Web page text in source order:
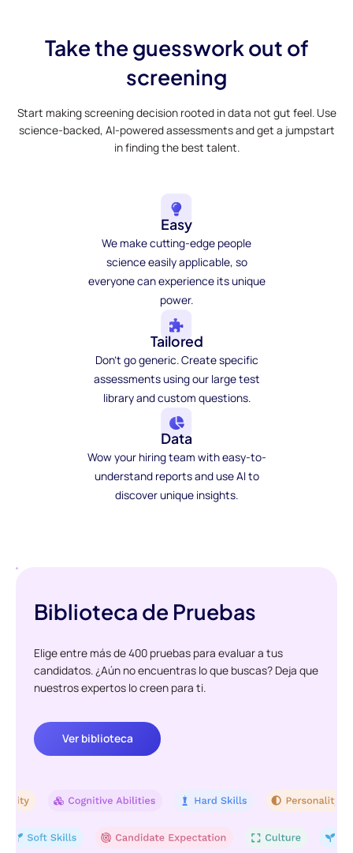
Take the guesswork out of
screening
Start making screening decision rooted in data not gut feel. Use
science-backed, AI-powered assessments and get a jumpstart
in finding the best talent.
Easy
We make cutting-edge people
science easily applicable, so
everyone can experience its unique
power.
Tailored
Don't go generic. Create specific
assessments using our large test
library and custom questions.
Data
Wow your hiring team with easy-to-
understand reports and use AI to
discover unique insights.
Biblioteca de Pruebas
Elige entre más de 400 pruebas para evaluar a tus
candidatos. ¿Aún no encuentras lo que buscas? Deja que
nuestros expertos lo creen para ti.
Ver biblioteca